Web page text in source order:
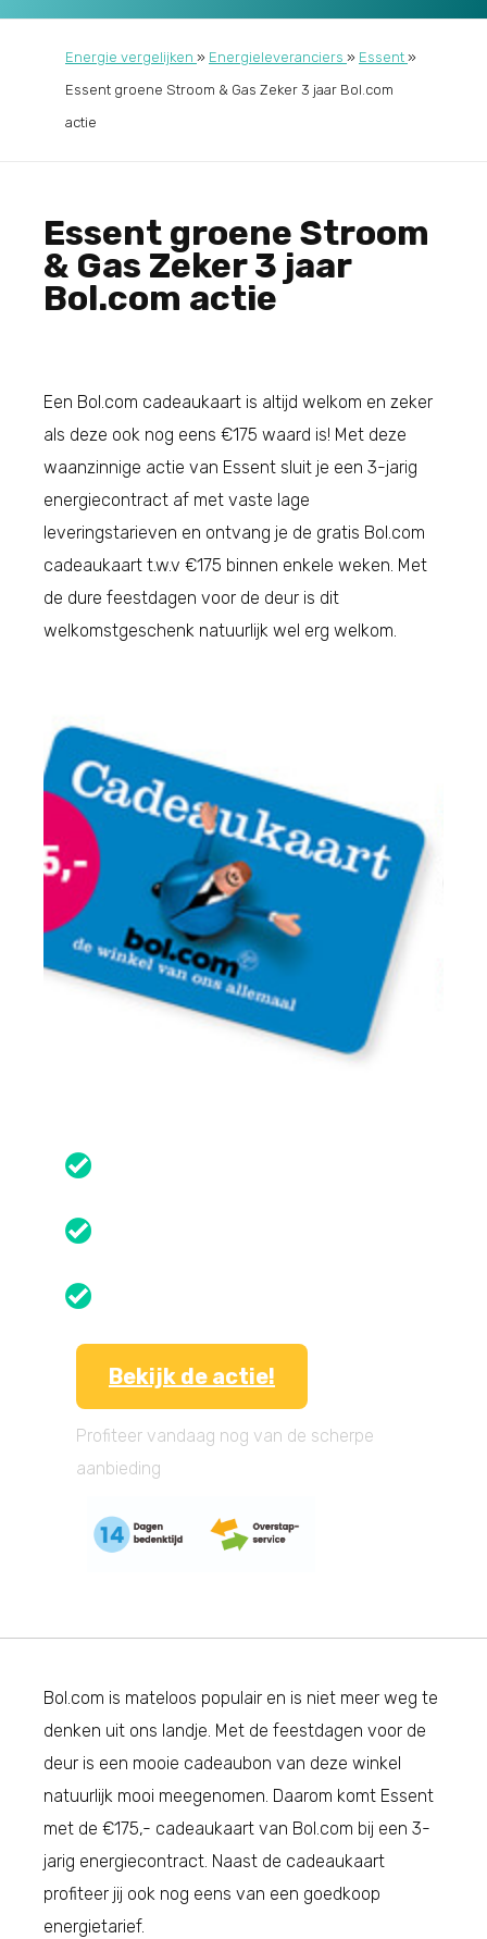
Energie vergelijken » Energieleveranciers » Essent »
Essent groene Stroom & Gas Zeker 3 jaar Bol.com
actie
Essent groene Stroom
& Gas Zeker 3 jaar
Bol.com actie
Een Bol.com cadeaukaart is altijd welkom en zeker
als deze ook nog eens €175 waard is! Met deze
waanzinnige actie van Essent sluit je een 3-jarig
energiecontract af met vaste lage
leveringstarieven en ontvang je de gratis Bol.com
cadeaukaart t.w.v €175 binnen enkele weken. Met
de dure feestdagen voor de deur is dit
welkomstgeschenk natuurlijk wel erg welkom.
Bekijk de actie!
Profiteer vandaag nog van de scherpe
aanbieding
Bol.com is mateloos populair en is niet meer weg te
denken uit ons landje. Met de feestdagen voor de
deur is een mooie cadeaubon van deze winkel
natuurlijk mooi meegenomen. Daarom komt Essent
met de €175,- cadeaukaart van Bol.com bij een 3-
jarig energiecontract. Naast de cadeaukaart
profiteer jij ook nog eens van een goedkoop
energietarief.